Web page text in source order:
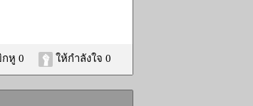
ให้กำลังใจ 0
หู 0